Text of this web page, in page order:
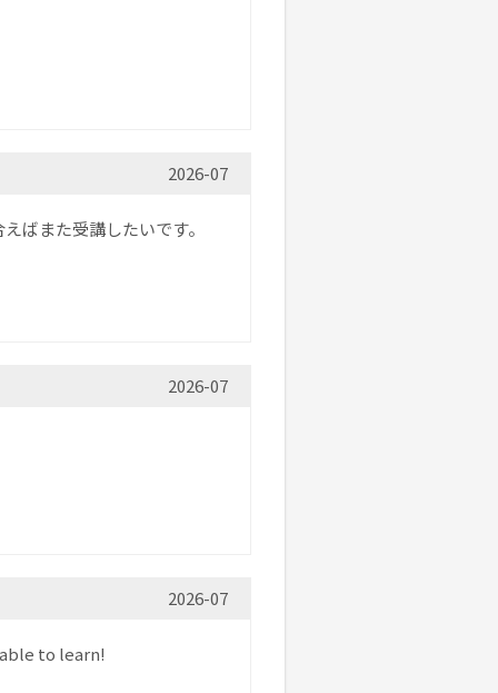
2026-07
ばまた受講したいです。
2026-07
2026-07
to learn!